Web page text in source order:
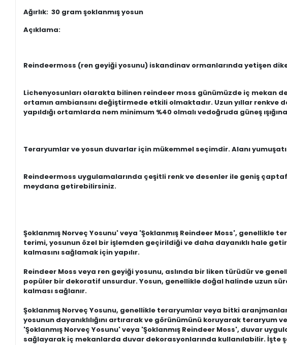
Ağırlık: 30 gram şoklanmış yosun
Açıklama:
Reindeermoss (ren geyiği yosunu) iskandinav ormanlarında yetişen
Lichenyosunları olarakta bilinen reindeer moss günümüzde iç mekan
ortamın ambiansını değiştirmede etkili olmaktadır. Uzun yıllar
yapıldığı ortamlarda nem minimum %40 olmalı vedoğruda güneş
Teraryumlar ve yosun duvarlar için mükemmel seçimdir. Alanı
Reindeermoss uygulamalarında çeşitli renk ve desenler ile geniş
meydana getirebilirsiniz.
Şoklanmış Norveç Yosunu' veya 'Şoklanmış Reindeer Moss',
terimi, yosunun özel bir işlemden geçirildiği ve daha dayanıklı hale
kalmasını sağlamak için yapılır.
Reindeer Moss veya ren geyiği yosunu, aslında bir liken türüdür ve
popüler bir dekoratif unsurdur. Yosun, genellikle doğal halinde uzun
kalması sağlanır.
Şoklanmış Norveç Yosunu, genellikle teraryumlar veya bitki
yosunun dayanıklılığını artırarak ve görünümünü koruyarak
'Şoklanmış Norveç Yosunu' veya 'Şoklanmış Reindeer Moss', duvar
sağlayarak iç mekanlarda duvar dekorasyonlarında kullanılabilir. İşte